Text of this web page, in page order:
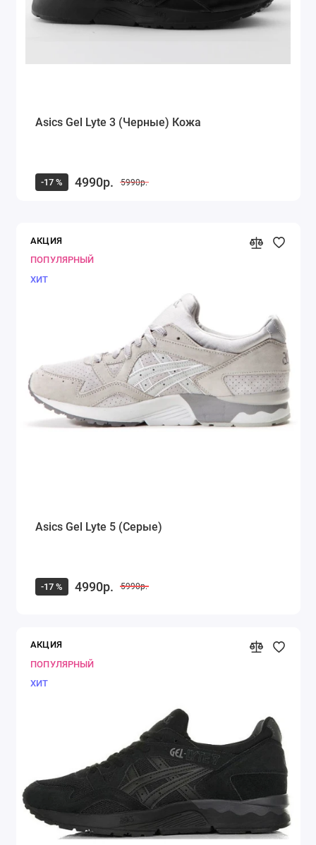
Asics Gel Lyte 3 (Черные) Кожа
-17 % 4990р. 5990р.
АКЦИЯ
ПОПУЛЯРНЫЙ
ХИТ
Asics Gel Lyte 5 (Серые)
-17 % 4990р. 5990р.
АКЦИЯ
ПОПУЛЯРНЫЙ
ХИТ